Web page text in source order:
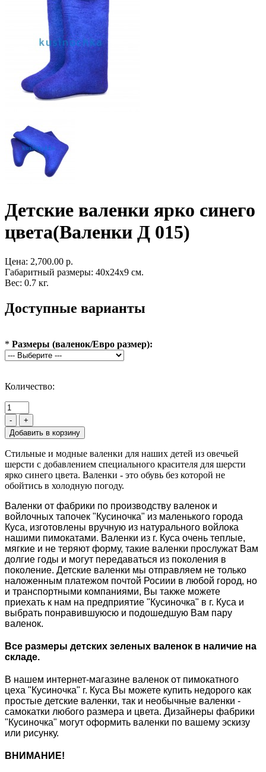
Детские валенки ярко синего
цвета(Валенки Д 015)
Цена: 2,700.00 р.
Габаритный размеры: 40x24x9 см.
Вес: 0.7 кг.
Доступные варианты
* Размеры (валенок/Евро размер):
Количество:
- +
Стильные и модные валенки для наших детей из овечьей
шерсти с добавлением специального красителя для шерсти
ярко синего цвета. Валенки - это обувь без которой не
обойтись в холодную погоду.
Валенки от фабрики по производству валенок и
войлочных тапочек "Кусиночка" из маленького города
Куса, изготовлены вручную из натурального войлока
нашими пимокатами. Валенки из г. Куса очень теплые,
мягкие и не теряют форму, такие валенки прослужат Вам
долгие годы и могут передаваться из поколения в
поколение. Детские валенки мы отправляем не только
наложенным платежом почтой Росиии в любой город, но
и транспортными компаниями, Вы также можете
приехать к нам на предприятие "Кусиночка" в г. Куса и
выбрать понравившуюсю и подошедшую Вам пару
валенок.
Все размеры детских зеленых валенок в наличие на
складе.
В нашем интернет-магазине валенок от пимокатного
цеха "Кусиночка" г. Куса Вы можете купить недорого как
простые детские валенки, так и необычные валенки -
самокатки любого размера и цвета. Дизайнеры фабрики
"Кусиночка" могут оформить валенки по вашему эскизу
или рисунку.
ВНИМАНИЕ!